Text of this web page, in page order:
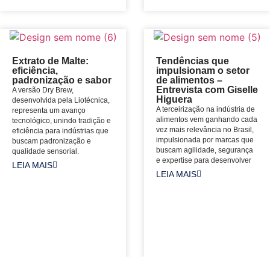
Extrato de Malte:
eficiência,
padronização e sabor
A versão Dry Brew,
desenvolvida pela Liotécnica,
representa um avanço
tecnológico, unindo tradição e
eficiência para indústrias que
buscam padronização e
qualidade sensorial.
LEIA MAIS
Tendências que
impulsionam o setor
de alimentos –
Entrevista com Giselle
Higuera
A terceirização na indústria de
alimentos vem ganhando cada
vez mais relevância no Brasil,
impulsionada por marcas que
buscam agilidade, segurança
e expertise para desenvolver
LEIA MAIS